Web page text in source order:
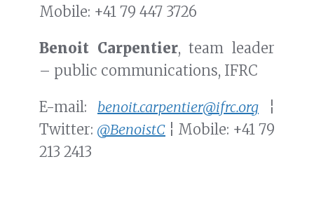
Mobile: +41 79 447 3726
Benoit Carpentier, team leader
– public communications, IFRC
E-mail: benoit.carpentier@ifrc.org ¦
Twitter: @BenoistC ¦ Mobile: +41 79
213 2413